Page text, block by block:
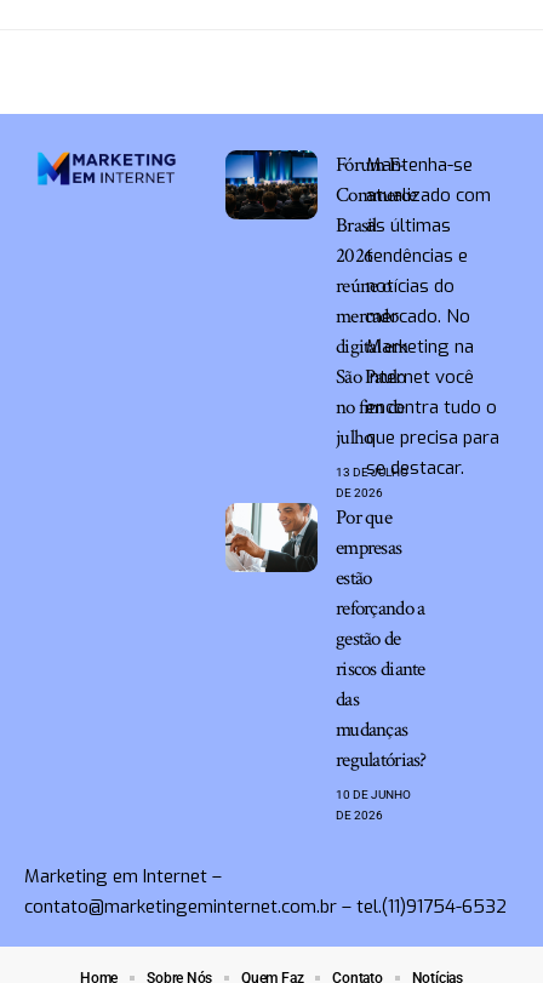
Fórum E-
Commerce
Brasil
2026
reúne o
mercado
digital em
São Paulo
no fim de
julho
13 DE JULHO
DE 2026
Por que
empresas
estão
reforçando a
gestão de
riscos diante
das
mudanças
regulatórias?
10 DE JUNHO
DE 2026
Mantenha-se
atualizado com
as últimas
tendências e
notícias do
mercado. No
Marketing na
Internet você
encontra tudo o
que precisa para
se destacar.
Marketing em Internet –
contato@marketingeminternet.com.br – tel.(11)91754-6532
Home Sobre Nós Quem Faz Contato Notícias